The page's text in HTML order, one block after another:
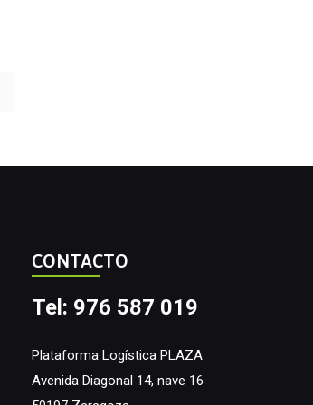
CONTACTO
Tel: 976 587 019
Plataforma Logística PLAZA
Avenida Diagonal 14, nave 16